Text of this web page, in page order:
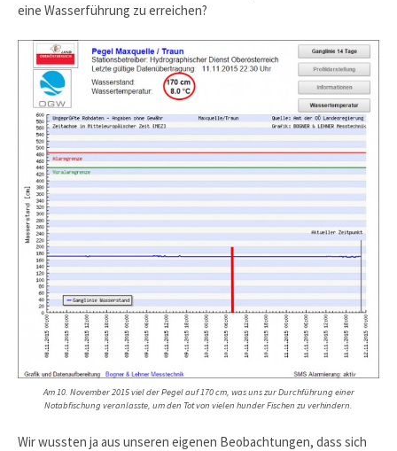
eine Wasserführung zu erreichen?
Am 10. November 2015 viel der Pegel auf 170 cm, was uns zur Durchführung einer
Notabfischung veranlasste, um den Tot von vielen hunder Fischen zu verhindern.
Wir wussten ja aus unseren eigenen Beobachtungen, dass sich